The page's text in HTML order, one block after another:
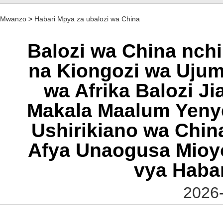
Mwanzo > Habari Mpya za ubalozi wa China
Balozi wa China
na Kiongozi wa
wa Afrika Balozi
Makala Maalum
Ushirikiano wa
Afya Unaogusa
vya